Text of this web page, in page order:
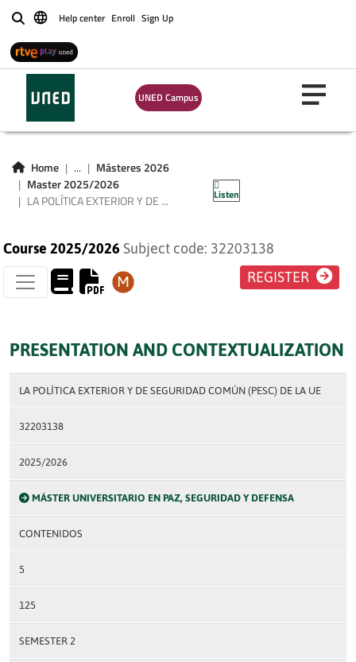
BuscarHelp center Enroll Sign Up
UNED Campus
Home ...
Másteres 2026
Master 2025/2026
LA POLÍTICA EXTERIOR Y DE ...
Listen
LA POLÍTICA
EXTERIOR Y DE
SEGURIDAD COMÚN
(PESC) DE LA UE
Course 2025/2026 Subject code: 32203138
REGISTER
PRESENTATION AND CONTEXTUALIZATION
LA POLÍTICA EXTERIOR Y DE SEGURIDAD COMÚN (PESC) DE LA UE
32203138
2025/2026
MÁSTER UNIVERSITARIO EN PAZ, SEGURIDAD Y DEFENSA
CONTENIDOS
5
125
SEMESTER 2